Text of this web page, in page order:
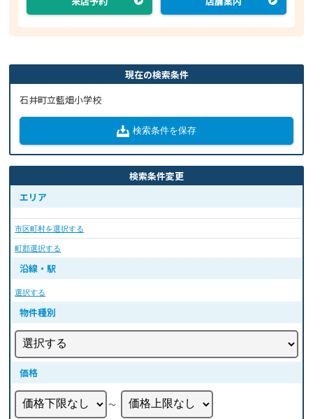
現在の検索条件
石井町立藍畑小学校
検索条件を保存
検索条件変更
エリア
市区町村を選択する
町郡選択する
沿線・駅
選択する
物件種別
価格
〜